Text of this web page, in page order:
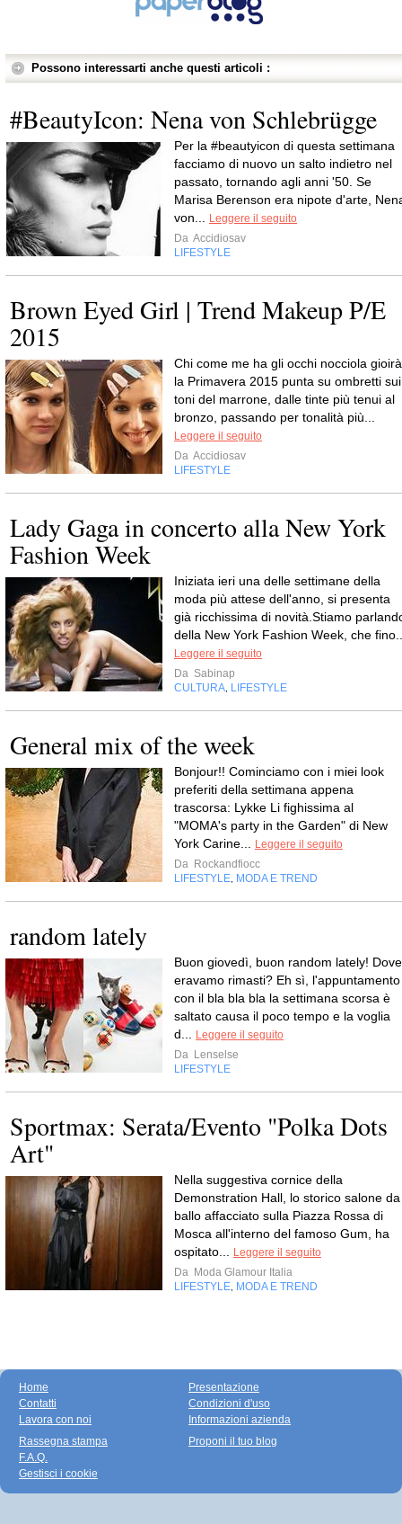
Possono interessarti anche questi articoli :
#BeautyIcon: Nena von Schlebrügge
Per la #beautyicon di questa settimana
facciamo di nuovo un salto indietro nel
passato, tornando agli anni '50. Se
Marisa Berenson era nipote d'arte,
von...
Leggere il seguito
Da Accidiosav
LIFESTYLE
Brown Eyed Girl | Trend Makeup P/E
2015
Chi come me ha gli occhi nocciola
la Primavera 2015 punta su ombretti sui
toni del marrone, dalle tinte più tenui al
bronzo, passando per tonalità più...
Leggere il seguito
Da Accidiosav
LIFESTYLE
Lady Gaga in concerto alla New York
Fashion Week
Iniziata ieri una delle settimane della
moda più attese dell'anno, si presenta
già ricchissima di novità.Stiamo
della New York Fashion Week, che
Leggere il seguito
Da Sabinap
CULTURA LIFESTYLE
General mix of the week
Bonjour!! Cominciamo con i miei look
preferiti della settimana appena
trascorsa: Lykke Li fighissima al
"MOMA's party in the Garden" di New
York Carine...
Leggere il seguito
Da Rockandfiocc
LIFESTYLE MODA E TREND
random lately
Buon giovedì, buon random lately! Dove
eravamo rimasti? Eh sì, l'appuntamento
con il bla bla bla la settimana scorsa è
saltato causa il poco tempo e la voglia
d...
Leggere il seguito
Da Lenselse
LIFESTYLE
Sportmax: Serata/Evento "Polka Dots
Art"
Nella suggestiva cornice della
Demonstration Hall, lo storico salone da
ballo affacciato sulla Piazza Rossa di
Mosca all'interno del famoso Gum, ha
ospitato...
Leggere il seguito
Da Moda Glamour Italia
LIFESTYLE MODA E TREND
Home
Contatti
Lavora con noi
Presentazione
Condizioni d'uso
Informazioni azienda
Rassegna stampa
F.A.Q.
Gestisci i cookie
Proponi il tuo blog